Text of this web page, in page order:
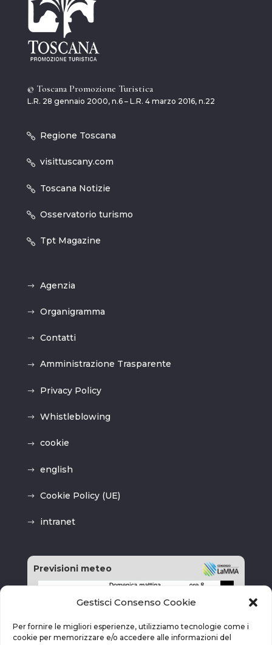
Gestisci Consenso Cookie
Per fornire le migliori esperienze, utilizziamo tecnologie come i
cookie per memorizzare e/o accedere alle informazioni del
© Toscana Promozione Turistica
L.R. 28 gennaio 2000, n.6 – L.R. 4 marzo 2016, n.22
Regione Toscana
visittuscany.com
Toscana Notizie
Osservatorio turismo
Tpt Magazine
Agenzia
Organigramma
Contatti
Amministrazione Trasparente
Privacy Policy
Whistleblowing
cookie
english
Cookie Policy (UE)
intranet
Previsioni meteo